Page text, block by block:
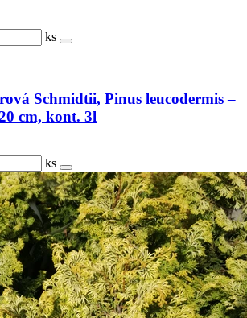
ks
Schmidtii, Pinus leucodermis –
cm, kont. 3l
ks